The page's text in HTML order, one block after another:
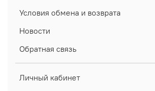
Условия обмена и возврата
Новости
Обратная связь
Личный кабинет